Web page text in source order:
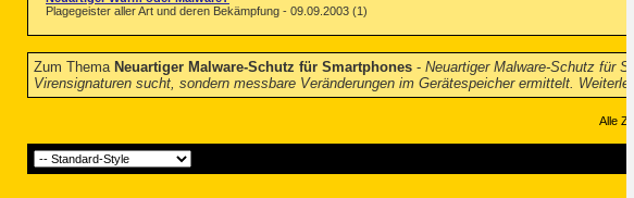
Plagegeister aller Art und deren Bekämpfung - 09.09.2003 (1)
Zum Thema Neuartiger Malware-Schutz für Smartphones - Neuartiger Malware-Schutz für
Virensignaturen sucht, sondern messbare Veränderungen im Gerätespeicher ermittelt.
Alle